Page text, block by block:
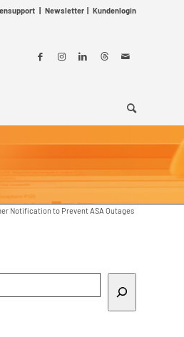
| Newsletter | Kundenlogin
Notification to Prevent ASA Outages